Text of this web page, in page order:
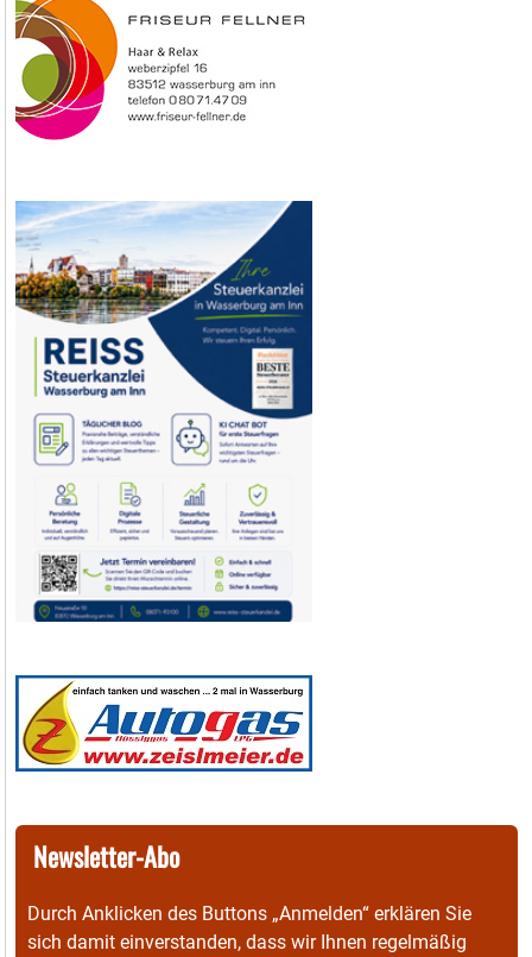
Newsletter-Abo
Durch Anklicken des Buttons „Anmelden“ erklären Sie
sich damit einverstanden, dass wir Ihnen regelmäßig